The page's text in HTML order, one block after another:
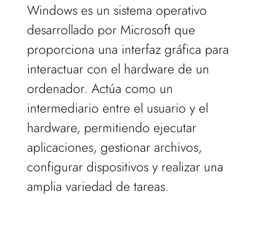
Windows es un sistema operativo
desarrollado por Microsoft que
proporciona una interfaz gráfica para
interactuar con el hardware de un
ordenador. Actúa como un
intermediario entre el usuario y el
hardware, permitiendo ejecutar
aplicaciones, gestionar archivos,
configurar dispositivos y realizar una
amplia variedad de tareas.